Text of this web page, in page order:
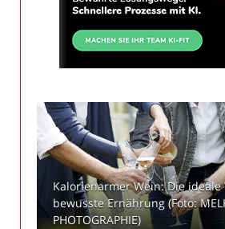
Kalorienarmer Wein: Die
bewusste Ernährung (Foto:
PHOTOGRAPHIE)